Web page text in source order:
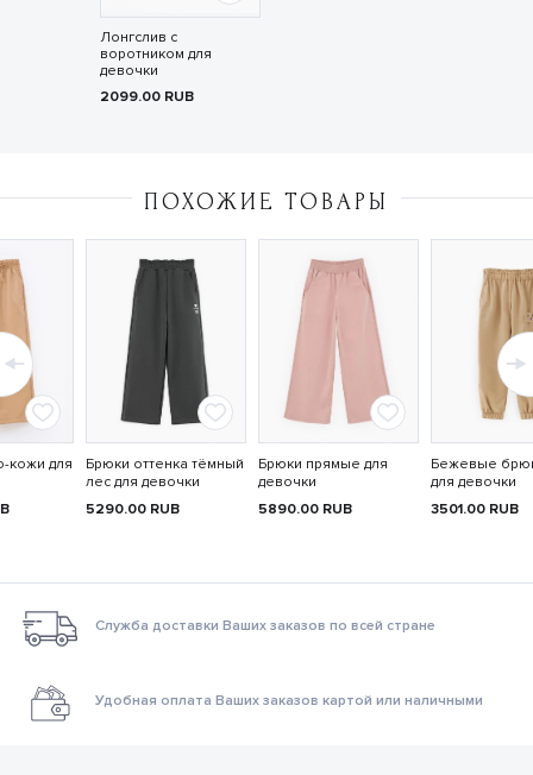
Лонгслив с
воротником для
девочки
2099.00 RUB
ПОХОЖИЕ ТОВАРЫ
кожи для
Брюки оттенка тёмный
лес для девочки
5290.00 RUB
Брюки прямые для
девочки
5890.00 RUB
Бежевые
для девочки
3501.00 RUB
Служба доставки Ваших заказов по всей стране
Удобная оплата Ваших заказов картой или наличными